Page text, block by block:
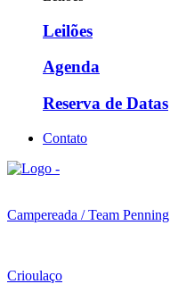
Leilões
Agenda
Reserva de Datas
Contato
Campereada / Team Penning
Crioulaço